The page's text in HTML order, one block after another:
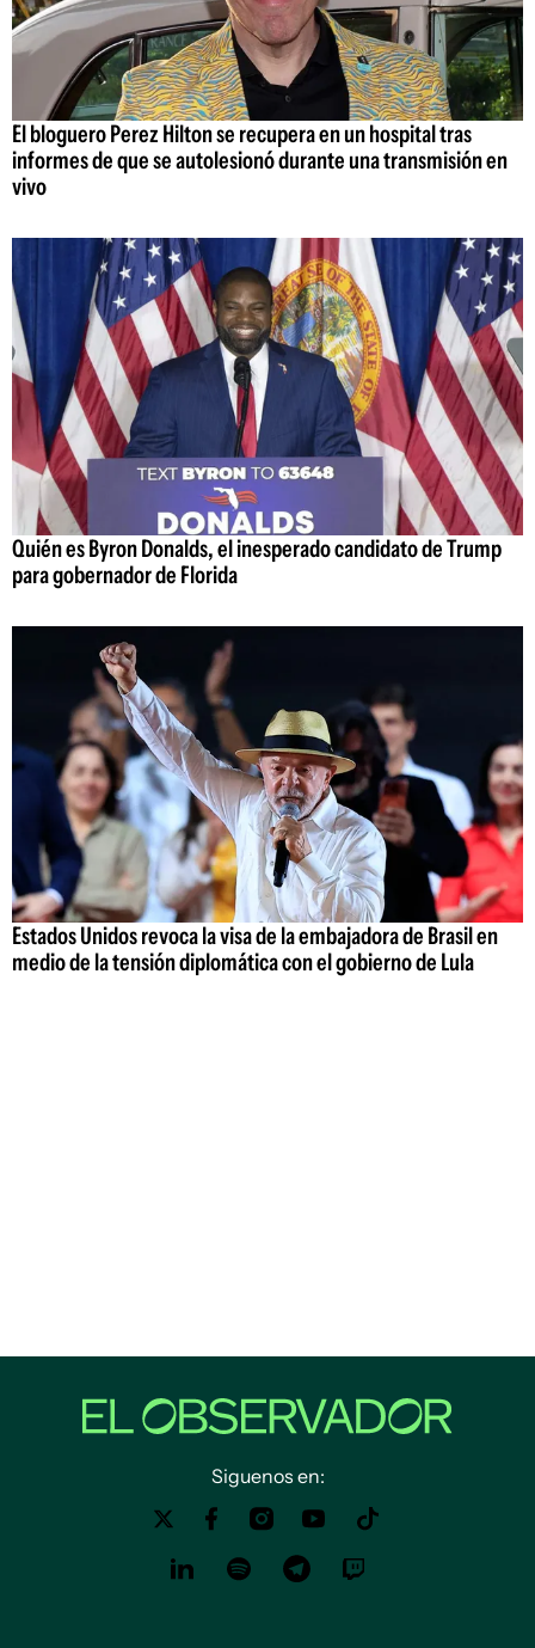
El bloguero Perez Hilton se recupera en un hospital tras
informes de que se autolesionó durante una transmisión en
vivo
Quién es Byron Donalds, el inesperado candidato de Trump
para gobernador de Florida
Estados Unidos revoca la visa de la embajadora de Brasil en
medio de la tensión diplomática con el gobierno de Lula
Siguenos en: